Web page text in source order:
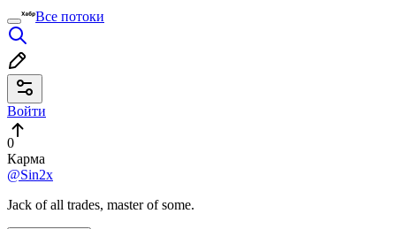
Все потоки
Войти
0
Карма
@Sin2x
Jack of all trades, master of some.